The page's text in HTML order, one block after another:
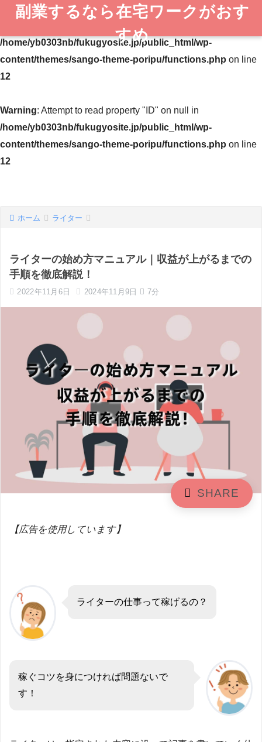
: Undefined variable $post in
/home/yb0303nb/fukugyosite.jp/public_html/wp-
content/themes/sango-theme-poripu/functions.php on line
12
Warning: Attempt to read property "ID" on null in
/home/yb0303nb/fukugyosite.jp/public_html/wp-
content/themes/sango-theme-poripu/functions.php on line
12
副業するなら在宅ワークがおす
すめ
ホーム ライター
ライターの始め方マニュアル｜収益が上がるまでの
手順を徹底解説！
2022年11月6日 2024年11月9日 7分
【広告を使用しています】
ライターの仕事って稼げるの？
稼ぐコツを身につければ問題ないで
す！